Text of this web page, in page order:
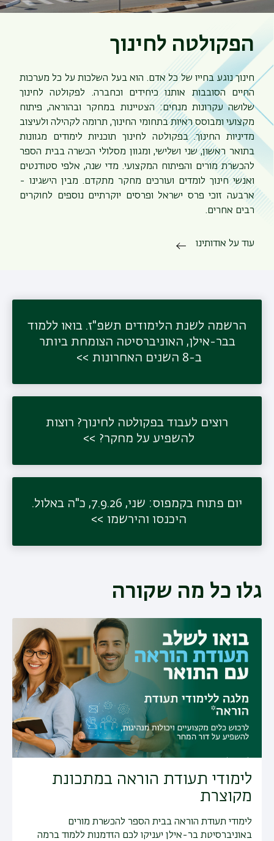
הפקולטה לחינוך
חינוך נוגע בחייו של כל אדם. הוא בעל השלכות על כל מערכות
החיים הסובבות אותנו כיחידים וכחברה. לפקולטה לחינוך
שלושה עקרונות מנחים: הצטיינות במחקר ובהוראה, פיתוח
מקצועי ומבוסס ראיות בתחומי החינוך, תרומה לקהילה ולעיצוב
מדיניות החינוך. בפקולטה לחינוך תוכניות לימודים מגוונות
בתואר ראשון, שני ושלישי, ומגוון מסלולי הכשרה בבית הספר
להכשרת מורים והפיתוח המקצועי. מדי שנה, אלפי סטודנטים
ואנשי חינוך לומדים ועורכים מחקר מתקדם. מבין הישגינו -
ארבעה זוכי פרס ישראל ופרסים יוקרתיים נוספים לחוקרים
רבים אחרים.
עוד על אודותינו
הרשמה לשנת הלימודים תשפ"ז. בואו ללמוד
בבר-אילן, האוניברסיטה הצומחת ביותר
ב-8 השנים האחרונות
רוצים לעבוד בפקולטה לחינוך? רוצות
להשפיע על מחקר?
יום פתוח בקמפוס: שני, 7.9.26, כ"ה באלול.
היכנסו והירשמו
גלו כל מה שקורה
לימודי תעודת הוראה במתכונת
מקוצרת
לימודי תעודת הוראה בבית הספר להכשרת מורים
באוניברסיטת בר-אילן יעניקו לכם הזדמנות ללמוד ברמה